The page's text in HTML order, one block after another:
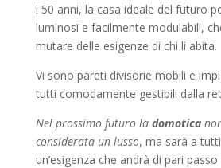
i 50 anni, la casa ideale del futuro
luminosi e facilmente modulabili,
mutare delle esigenze di chi li abita.
Vi sono pareti divisorie mobili e
tutti comodamente gestibili dalla
Nel prossimo futuro ladomotica
considerata un lusso, ma sarà a
un’esigenza che andrà di pari